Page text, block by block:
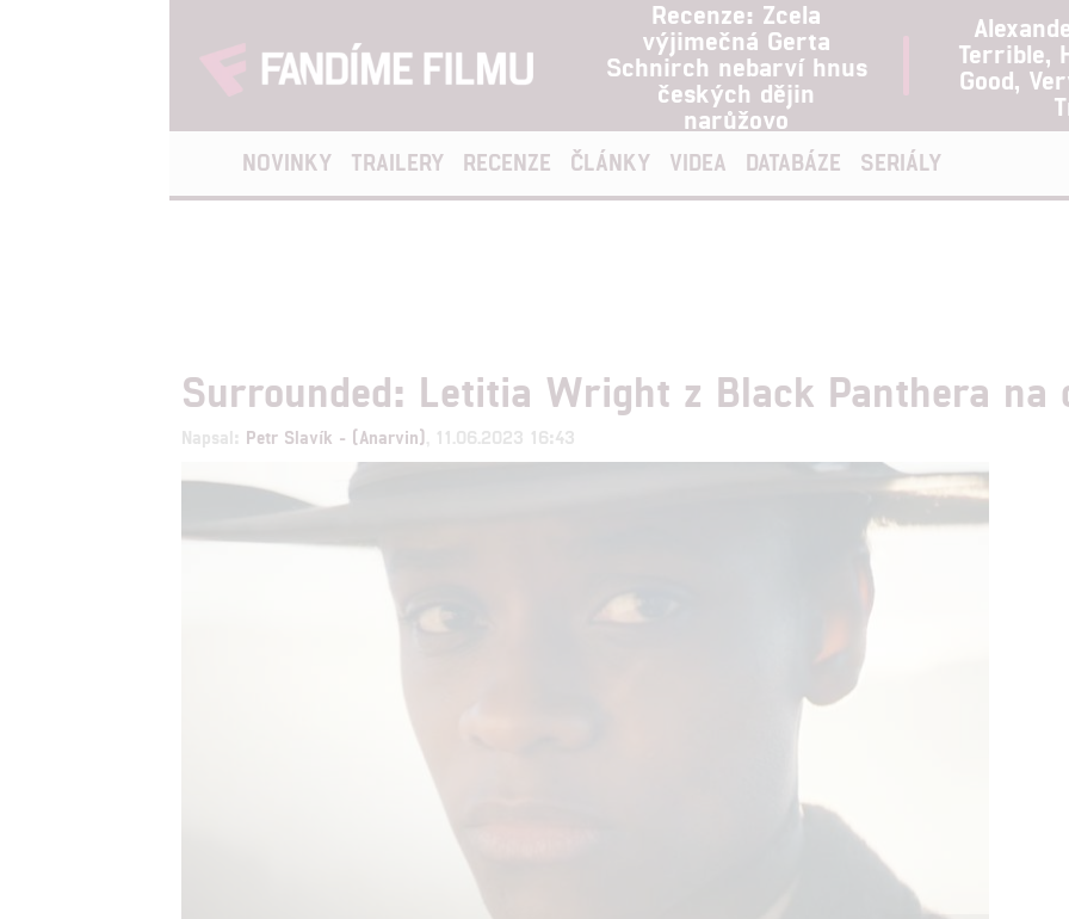
Recenze: Zcela
výjimečná Gerta
Schnirch nebarví hnus
českých dějin
narůžovo
Terrible,
Good,
NOVINKY TRAILERY RECENZE ČLÁNKY VIDEA DATABÁZE SERIÁLY
Surrounded: Letitia Wright z Black Panthera na
Napsal: Petr Slavík - (Anarvin) , 11.06.2023 16:43